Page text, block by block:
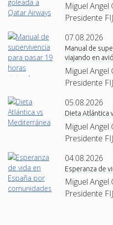
Miguel Angel
Presidente
07.08.2026
Manual de
viajando en
Miguel Angel
Presidente
05.08.2026
Dieta Atlántica
Miguel Angel
Presidente
04.08.2026
Esperanza de
Miguel Angel
Presidente